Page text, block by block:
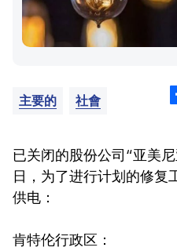
主要的 社會
已关闭的股份公司“亚美
日，为了进行计划的修复
供电：
肯特伦行政区：